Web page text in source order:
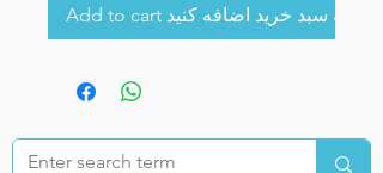
Add to cart به سبد خرید اضافه کنید